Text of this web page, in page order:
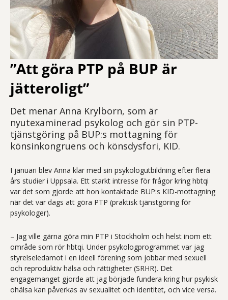
”Att göra PTP på BUP är
jätteroligt”
Det menar Anna Krylborn, som är
nyutexaminerad psykolog och gör sin PTP-
tjänstgöring på BUP:s mottagning för
könsinkongruens och könsdysfori, KID.
I januari blev Anna klar med sin psykologutbildning efter flera
års studier i Uppsala. Ett starkt intresse för frågor kring hbtqi
var det som gjorde att hon kontaktade BUP:s KID-mottagning
när det var dags att göra PTP (praktisk tjänstgöring för
psykologer).
– Jag ville gärna göra min PTP i Stockholm och helst inom ett
område som rör hbtqi. Under psykologprogrammet var jag
styrelseledamot i en ideell förening som jobbar med sexuell
och reproduktiv hälsa och rättigheter (SRHR). Det
engagemanget gjorde att jag började fundera kring hur psykisk
ohälsa kan påverkas av sexualitet och identitet, och vice versa.